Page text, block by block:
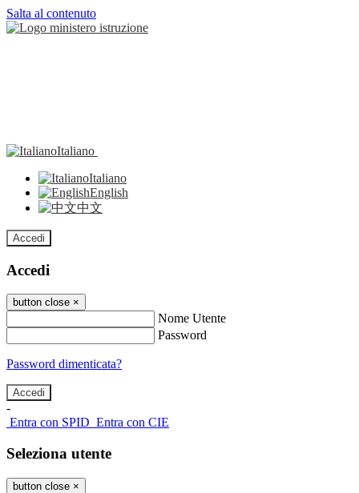
Salta al contenuto
Italiano
Italiano
English
中文
Accedi
Accedi
button close ×
Nome Utente
Password
Password dimenticata?
-
Entra con SPID Entra con CIE
Seleziona utente
button close ×